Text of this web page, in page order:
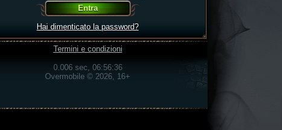
Hai dimenticato la password?
Termini e condizioni
0.006 sec, 06:56:36
Overmobile © 2026, 16+